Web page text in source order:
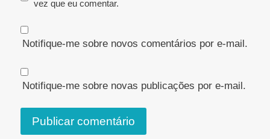
vez que eu comentar.
Notifique-me sobre novos comentários por e-mail.
Notifique-me sobre novas publicações por e-mail.